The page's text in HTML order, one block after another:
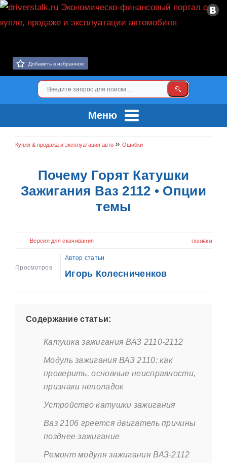
Добавить в избранное
Меню
Купля & продажа и эксплуатация авто » Ошибки
Почему Горят Катушки
Зажигания Ваз 2112 • Опции
темы
Версия для скачивания ОШИБКИ
Просмотров
Автор статьи
Игорь Колесниченков
Содержание статьи:
Катушка зажигания ВАЗ 2110-2112
Модуль зажигания ВАЗ 2110: как
проверить, основные неисправности,
признаки неполадок
Устройство катушки зажигания
Ваз 2106 греется двигатель причины
позднее зажигание
Ремонт модуля зажигания ВАЗ-2112